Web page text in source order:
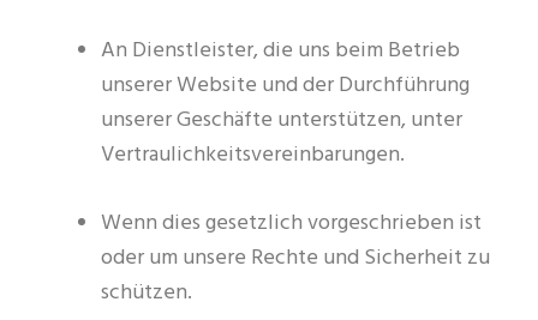
An Dienstleister, die uns beim Betrieb
unserer Website und der Durchführung
unserer Geschäfte unterstützen, unter
Vertraulichkeitsvereinbarungen.
Wenn dies gesetzlich vorgeschrieben ist
oder um unsere Rechte und Sicherheit zu
schützen.